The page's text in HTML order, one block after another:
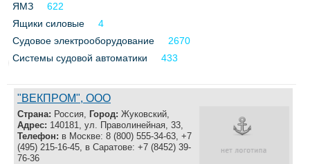
ЯМЗ
622
Ящики силовые
4
Судовое электрооборудование
2670
Системы судовой автоматики
433
"ВЕКПРОМ", ООО
Страна: Россия, Город: Жуковский,
Адрес: 140181, ул. Праволинейная, 33,
Телефон: в Москве: 8 (800) 555-34-63, +7
(495) 215-16-45, в Саратове: +7 (8452) 39-
76-36